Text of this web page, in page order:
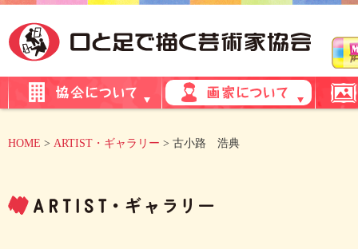
HOME > ARTIST・ギャラリー > 古小路 浩典